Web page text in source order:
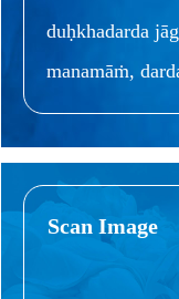
duḥkhadarda
manamāṁ,
Scan Image